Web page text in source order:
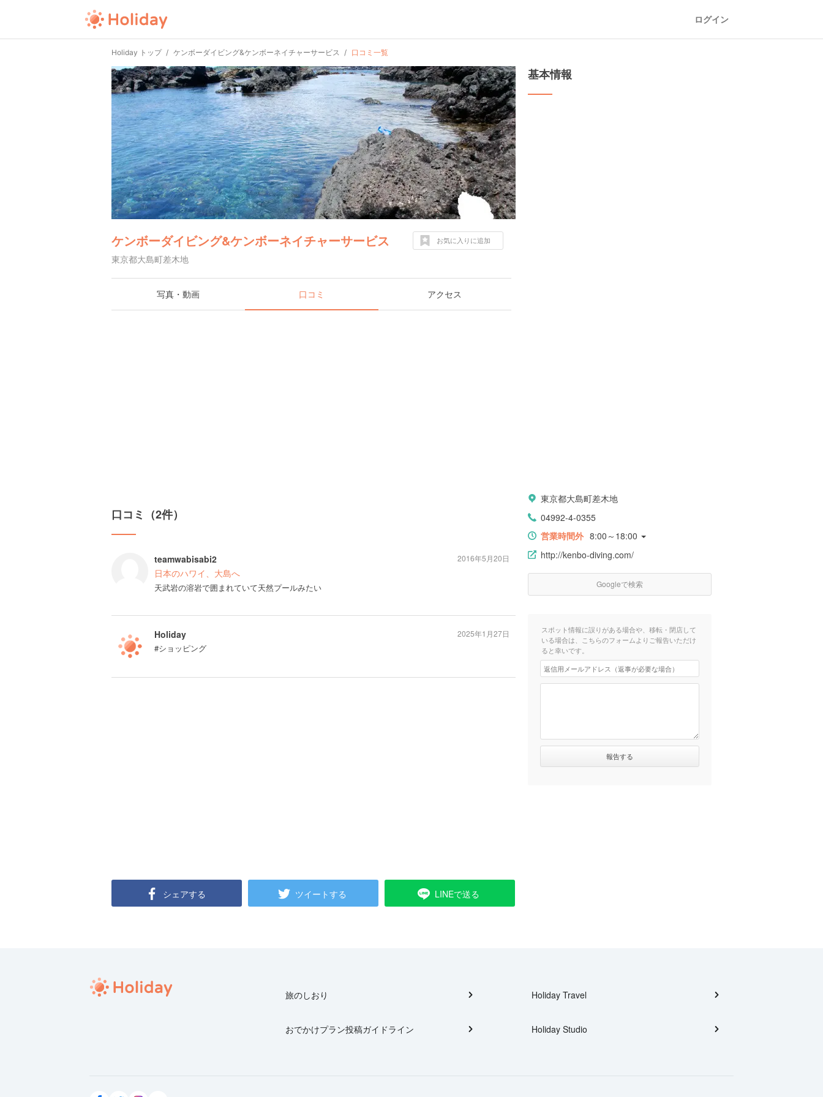
ログイン
Holiday トップ ケンボーダイビング&ケンボーネイチャーサービス 口コミ一覧
ケンボーダイビング&ケンボーネイチャーサービス
東京都大島町差木地
お気に入りに追加
写真・動画 口コミ アクセス
口コミ（2件）
teamwabisabi2
日本のハワイ、大島へ
天武岩の溶岩で囲まれていて天然プールみたい
2016年5月20日
Holiday
#ショッピング
2025年1月27日
シェアする ツイートする LINEで送る
基本情報
東京都大島町差木地
04992-4-0355
営業時間外 8:00～18:00
http://kenbo-diving.com/
Googleで検索
スポット情報に誤りがある場合や、移転・閉店して
いる場合は、こちらのフォームよりご報告いただけ
ると幸いです。
旅のしおり
おでかけプラン投稿ガイドライン
Holiday Travel
Holiday Studio